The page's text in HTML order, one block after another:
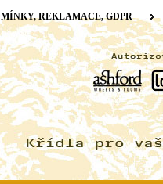
REKLAMACE, GDPR